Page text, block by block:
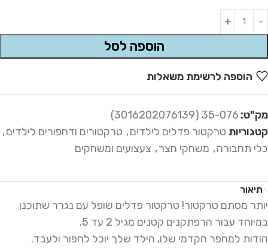
הוספה לסל
Alternative:
הוספה לרשימת משאלות
מק"ט: 35-076 (3016202076139)
קטגוריות טרקטור פדלים לילדים, טרקטורים ודחפורים לילדים,
כלי תחבורה, משחקי חצר, צעצועים ומשחקים
תיאור
יותר מסתם טרקטור! טרקטור פדלים שופל עם נגרר שתוכנן
במיוחד עבור הרפתקנים קטנים מגיל 2 עד 5.
הודות למחפר הקדמי שלו, הילד שלך יוכל לחפור ולעבד.